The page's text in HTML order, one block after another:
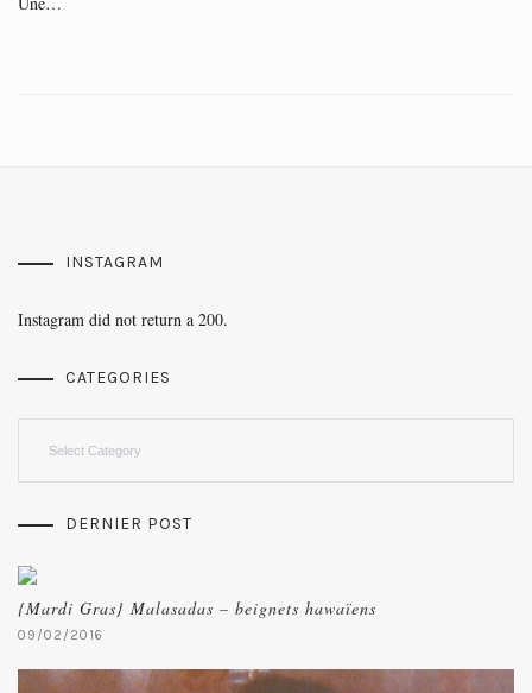
INSTAGRAM
Instagram did not return a 200.
CATEGORIES
DERNIER POST
{Mardi Gras} Malasadas – beignets hawaïens
09/02/2016